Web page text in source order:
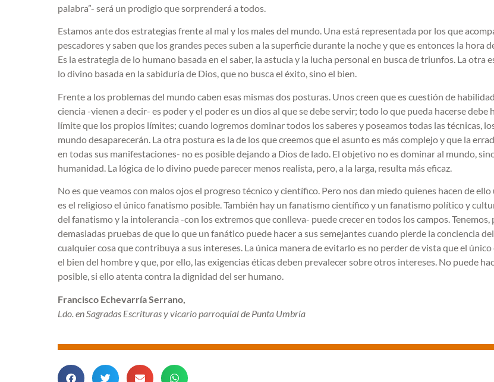
palabra”- será un prodigio que sorprenderá a todos.
Estamos ante dos estrategias frente al mal y los males del mundo. Una está representada por los que
pescadores y saben que los grandes peces suben a la superficie durante la noche y que es entonces la hora
Es la estrategia de lo humano basada en el saber, la astucia y la lucha personal en busca de triunfos. La otra
lo divino basada en la sabiduría de Dios, que no busca el éxito, sino el bien.
Frente a los problemas del mundo caben esas mismas dos posturas. Unos creen que es cuestión de
ciencia -vienen a decir- es poder y el poder es un dios al que se debe servir; todo lo que pueda hacerse debe
límite que los propios límites; cuando logremos dominar todos los saberes y poseamos todas las técnicas,
mundo desaparecerán. La otra postura es la de los que creemos que el asunto es más complejo y que la
en todas sus manifestacio­nes- no es posible dejando a Dios de lado. El objetivo no es dominar al mundo,
humanidad. La lógica de lo divino puede parecer menos realista, pero, a la larga, resulta más eficaz.
No es que veamos con malos ojos el progreso técnico y científico. Pero nos dan miedo quienes hacen de
es el religioso el único fanatismo posible. También hay un fanatismo científico y un fanatismo político y
del fanatismo y la intolerancia -con los extremos que conlleva- puede crecer en todos los campos. Tenemos,
demasiadas pruebas de que lo que un fanático puede hacer a sus semejantes cuando pierde la conciencia
cualquier cosa que contribuya a sus intereses. La única manera de evitarlo es no perder de vista que el
el bien del hombre y que, por ello, las exigencias éticas deben prevalecer sobre otros intereses. No puede
posible, si ello atenta contra la dignidad del ser humano.
Francisco Echevarría Serrano,
Ldo. en Sagradas Escrituras y vicario parroquial de Punta Umbría